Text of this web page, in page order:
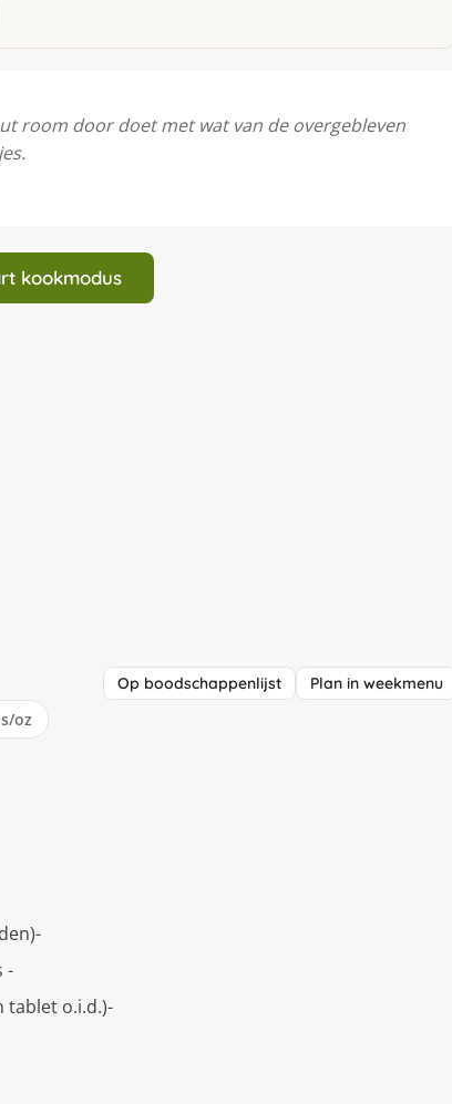
room door doet met wat van de overgebleven
kookmodus
Op boodschappenlijst Plan in weekmenu
oz
-
tablet o.i.d.)-